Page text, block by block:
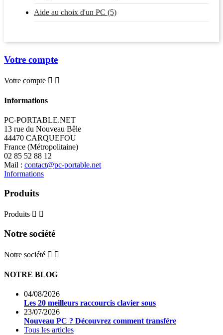
Aide au choix d'un PC (5)
Votre compte
Votre compte  
Informations
PC-PORTABLE.NET
13 rue du Nouveau Bêle
44470 CARQUEFOU
France (Métropolitaine)
02 85 52 88 12
Mail : contact@pc-portable.net
Informations
Produits
Produits  
Notre société
Notre société  
NOTRE BLOG
04/08/2026
Les 20 meilleurs raccourcis clavier sous
23/07/2026
Nouveau PC ? Découvrez comment transfére
Tous les articles